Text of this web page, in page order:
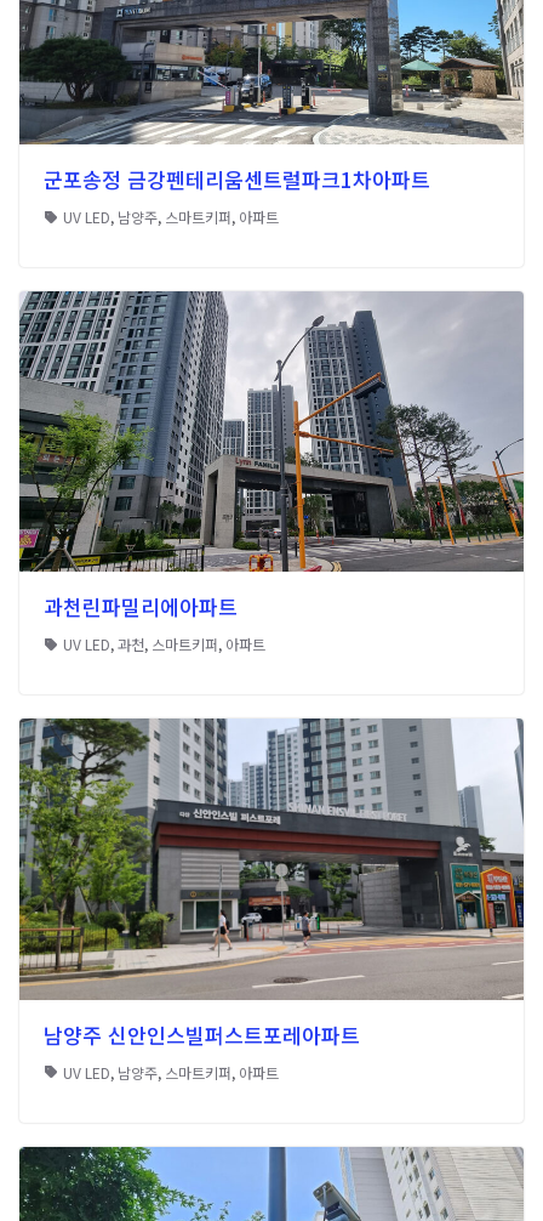
군포송정 금강펜테리움센트럴파크1차아파트
UV LED, 남양주, 스마트키퍼, 아파트
과천린파밀리에아파트
UV LED,과천, 스마트키퍼, 아파트
남양주 신안인스빌퍼스트포레아파트
UV LED, 남양주, 스마트키퍼, 아파트